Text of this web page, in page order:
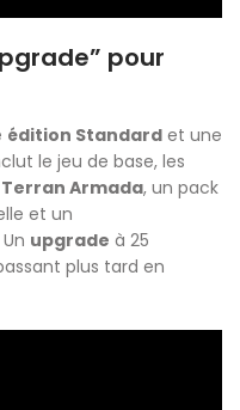
pour
édition Standard et une
le jeu de base, les
Terran Armada, un pack
et un
upgrade à 25
plus tard en